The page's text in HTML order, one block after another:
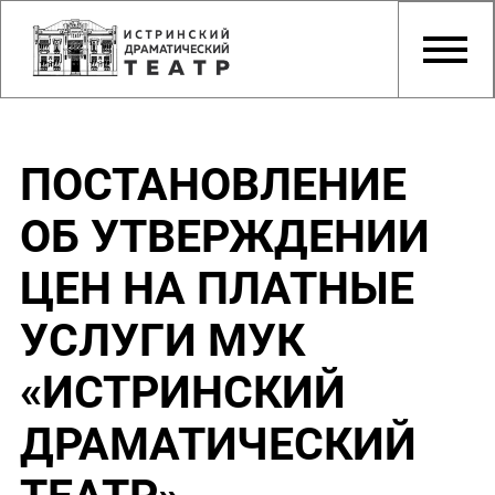
ПОСТАНОВЛЕНИЕ
ОБ УТВЕРЖДЕНИИ
ЦЕН НА ПЛАТНЫЕ
УСЛУГИ МУК
«ИСТРИНСКИЙ
ДРАМАТИЧЕСКИЙ